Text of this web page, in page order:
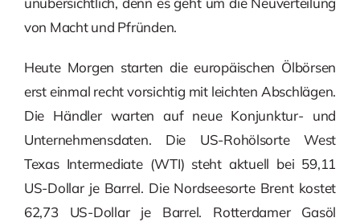
von Macht und Pfründen.
Heute Morgen starten die europäischen Ölbörsen
erst einmal recht vorsichtig mit leichten Abschlägen.
Die Händler warten auf neue Konjunktur- und
Unternehmensdaten. Die US-Rohölsorte West
Texas Intermediate (WTI) steht aktuell bei 59,11
US-Dollar je Barrel. Die Nordseesorte Brent kostet
62,73 US-Dollar je Barrel. Rotterdamer Gasöl